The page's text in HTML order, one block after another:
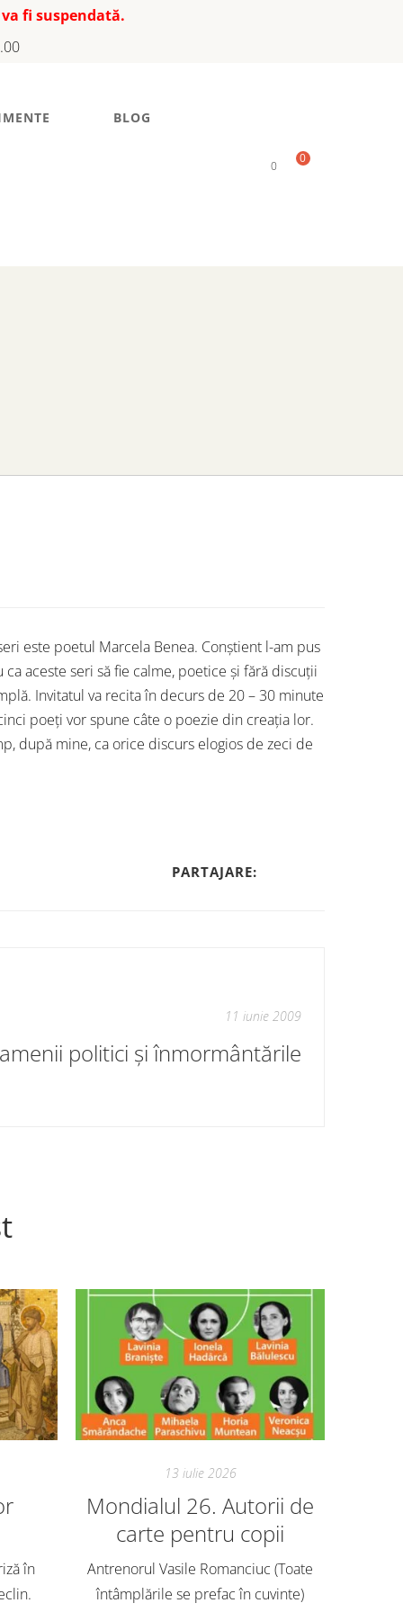
fi suspendată.
BLOG
0
0
este poetul Marcela Benea. Conștient l-am pus
aceste seri să fie calme, poetice și fără discuții
Invitatul va recita în decurs de 20 – 30 minute
poeți vor spune câte o poezie din creația lor.
după mine, ca orice discurs elogios de zeci de
PARTAJARE:
11 iunie 2009
politici și înmormântările
în
13 iulie 2026
Mondialul 26. Autorii de
carte pentru copii
Antrenorul Vasile Romanciuc (Toate
întâmplările se prefac în cuvinte)